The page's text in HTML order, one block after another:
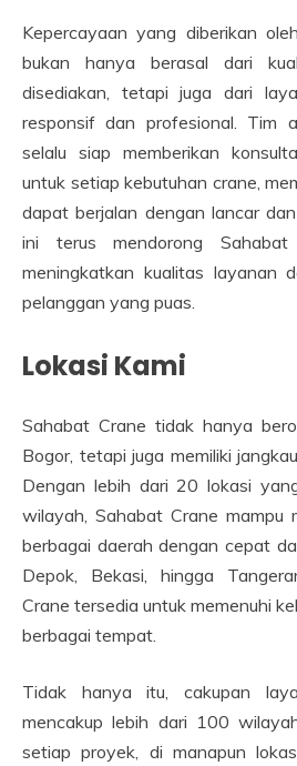
Kepercayaan yang diberikan
bukan hanya berasal dari
disediakan, tetapi juga dari
responsif dan profesional. Tim
selalu siap memberikan
untuk setiap kebutuhan crane,
dapat berjalan dengan lancar
ini terus mendorong
meningkatkan kualitas layanan
pelanggan yang puas.
Lokasi Kami
Sahabat Crane tidak hanya
Bogor, tetapi juga memiliki
Dengan lebih dari 20 lokasi
wilayah, Sahabat Crane mampu
berbagai daerah dengan cepat
Depok, Bekasi, hingga
Crane tersedia untuk memenuhi
berbagai tempat.
Tidak hanya itu, cakupan
mencakup lebih dari 100
setiap proyek, di manapun